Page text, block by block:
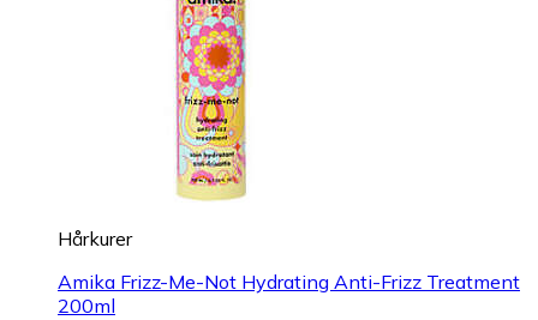
Hårkurer
Amika Frizz-Me-Not Hydrating Anti-Frizz Treatment
200ml